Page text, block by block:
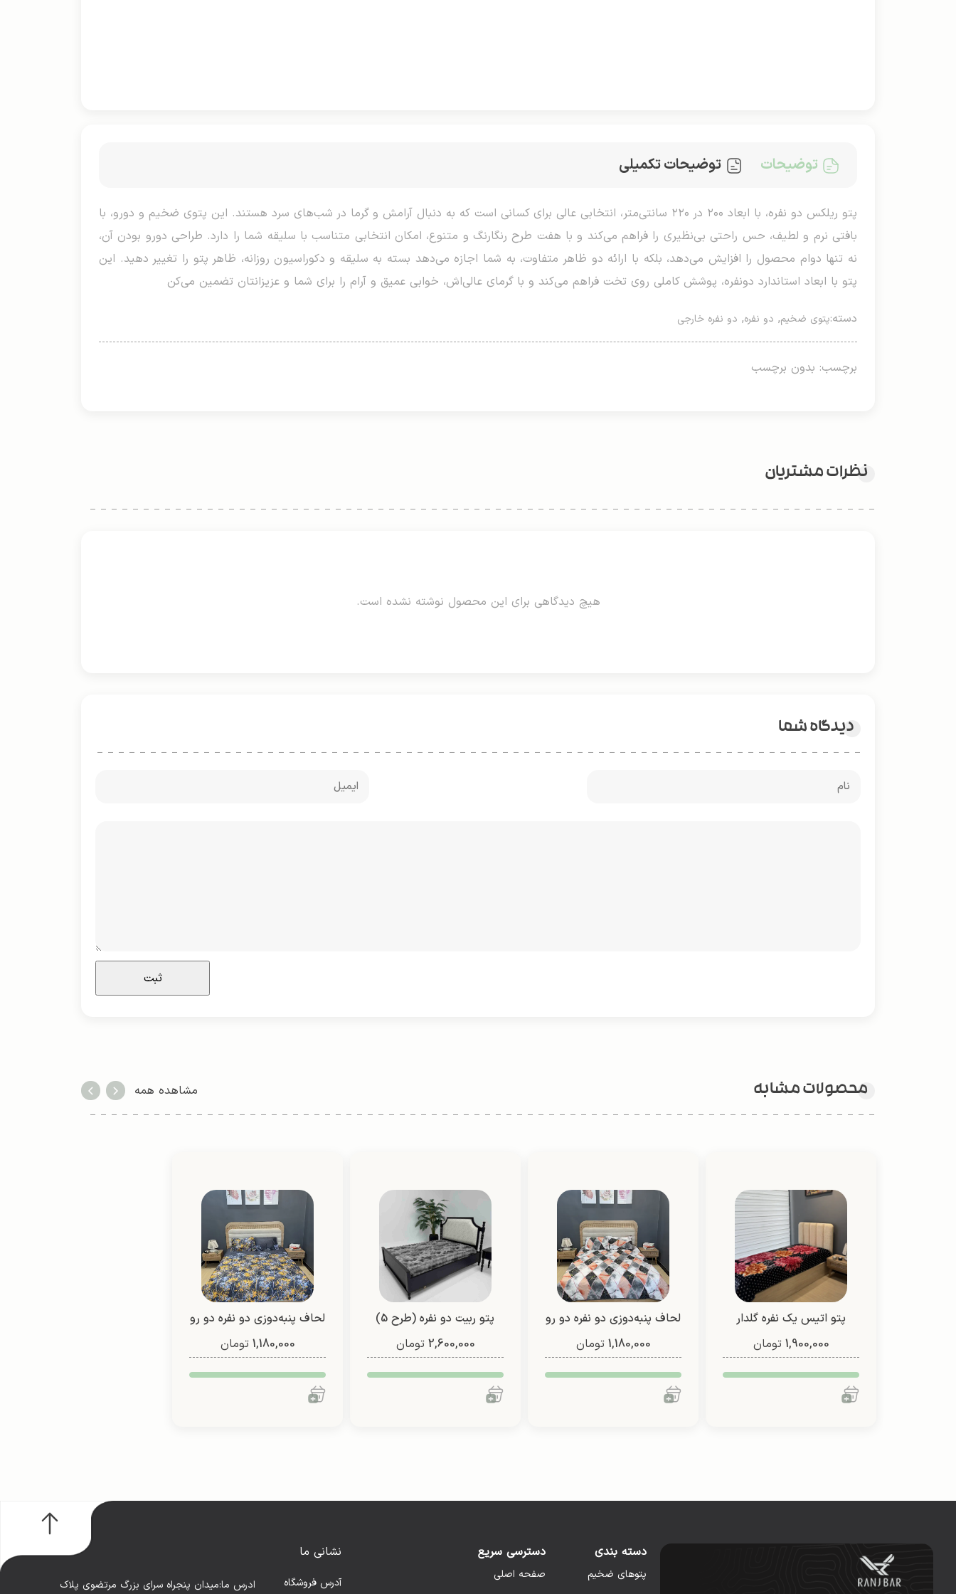
توضیحات توضیحات تکمیلی
پتو ریلکس دو نفره، با ابعاد ۲۰۰ در ۲۲۰ سانتی‌متر، انتخابی عالی برای کسانی است که به دنبال آرامش و گرما در شب‌های سرد هستند. این پتوی ضخیم و دو‌رو، با
بافتی نرم و لطیف، حس راحتی بی‌نظیری را فراهم می‌کند و با هفت طرح رنگارنگ و متنوع، امکان انتخابی متناسب با سلیقه شما را دارد. طراحی دو‌رو بودن آن،
نه تنها دوام محصول را افزایش می‌دهد، بلکه با ارائه دو ظاهر متفاوت، به شما اجازه می‌دهد بسته به سلیقه و دکوراسیون روزانه، ظاهر پتو را تغییر دهید. این
پتو با ابعاد استاندارد دو‌نفره، پوشش کاملی روی تخت فراهم می‌کند و با گرمای عالی‌اش، خوابی عمیق و آرام را برای شما و عزیزانتان تضمین می‌کن
دسته:پتوی ضخیم, دو نفره, دو نفره خارجی
برچسب: بدون برچسب
نظرات مشتریان
هیچ دیدگاهی برای این محصول نوشته نشده است.
دیدگاه شما
محصولات مشابه مشاهده همه
پتو اتیس یک نفره گلدار
(طرح 2)
1,900,000 تومان
لحاف پنبه‌دوزی دو نفره دو رو
(طرح 7)
1,180,000 تومان
پتو ربیت دو نفره (طرح 5)
2,600,000 تومان
لحاف پنبه‌دوزی دو نفره دو رو
(طرح 5)
1,180,000 تومان
دسته بندی
پتوهای ضخیم
دسترسی سریع
صفحه اصلی
نشانی ما
آدرس فروشگاه ادرس ما:میدان پنجراه سرای بزرگ مرتضوی پلاک